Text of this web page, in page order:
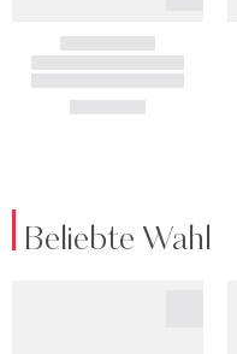
Beliebte Wahl